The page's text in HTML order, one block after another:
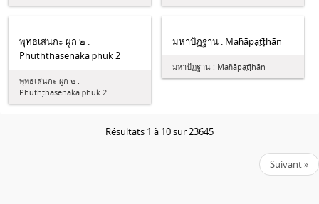
พุทธเสนกะ ผูก ๒ :
Phuthṭhasenaka p̄hūk 2
พุทธเสนกะ ผูก ๒ :
Phuthṭhasenaka p̄hūk 2
มหาปัฏฐาน : Mah̄āpạṭṭ̄hān
มหาปัฏฐาน : Mah̄āpạṭṭ̄hān
Résultats 1 à 10 sur 23645
Suivant »